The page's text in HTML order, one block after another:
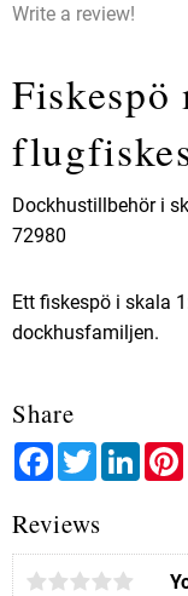
Write a review!
Fiskespö
Dockhustillbehör i
72980
Ett fiskespö i skala
dockhusfamiljen.
Share
FacebookTwitter
Reviews